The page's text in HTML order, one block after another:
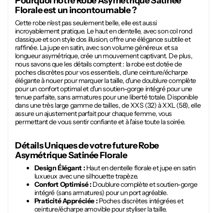
Floraleest un incontournable ?
Cette robe n'est pas seulement belle, elle est aussi
incroyablement pratique. Le haut en dentelle, avec son col rond
classique et son style dos illusion, offre une élégance subtile et
raffinée. La jupe en satin, avec son volume généreux et sa
longueur asymétrique, crée un mouvement captivant. De plus,
nous savons que les détails comptent : la robe est dotée de
poches discrètes pour vos essentiels, d'une ceinture/écharpe
élégante à nouer pour marquer la taille, d'une doublure complète
pour un confort optimal et d'un soutien-gorge intégré pour une
tenue parfaite, sans armatures pour une liberté totale. Disponible
dans une très large gamme de tailles, de XXS (32) à XXL (58), elle
assure un ajustement parfait pour chaque femme, vous
permettant de vous sentir confiante et à l'aise toute la soirée.
Détails Uniques de votre futureRobe
Asymétrique Satinée Florale
Design Élégant :Haut en dentelle florale et jupe en satin
luxueux avec une silhouette trapèze.
Confort Optimisé :Doublure complète et soutien-gorge
intégré (sans armatures) pour un port agréable.
Praticité Appréciée :Poches discrètes intégrées et
ceinture/écharpe amovible pour styliser la taille.